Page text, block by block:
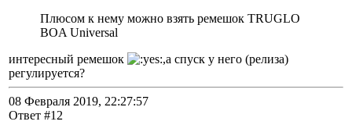
Плюсом к нему можно взять ремешок TRUGLO
BOA Universal
интересный ремешок
,а спуск у него (релиза)
регулируется?
08 Февраля 2019, 22:27:57
Ответ #12